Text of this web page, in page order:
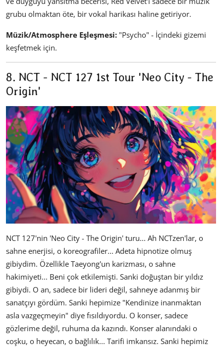
grubu olmaktan öte, bir vokal harikası haline getiriyor.
Müzik/Atmosphere Eşleşmesi: "Psycho" - İçindeki gizemi
keşfetmek için.
8. NCT - NCT 127 1st Tour 'Neo City - The
Origin'
NCT 127'nin 'Neo City - The Origin' turu... Ah NCTzen'lar, o
sahne enerjisi, o koreografiler... Adeta hipnotize olmuş
gibiydim. Özellikle Taeyong'un karizması, o sahne
hakimiyeti... Beni çok etkilemişti. Sanki doğuştan bir yıldız
gibiydi. O an, sadece bir lideri değil, sahneye adanmış bir
sanatçıyı gördüm. Sanki hepimize "Kendinize inanmaktan
asla vazgeçmeyin" diye fısıldıyordu. O konser, sadece
gözlerime değil, ruhuma da kazındı. Konser alanındaki o
coşku, o heyecan, o bağlılık... Tarifi imkansız. Sanki hepimiz